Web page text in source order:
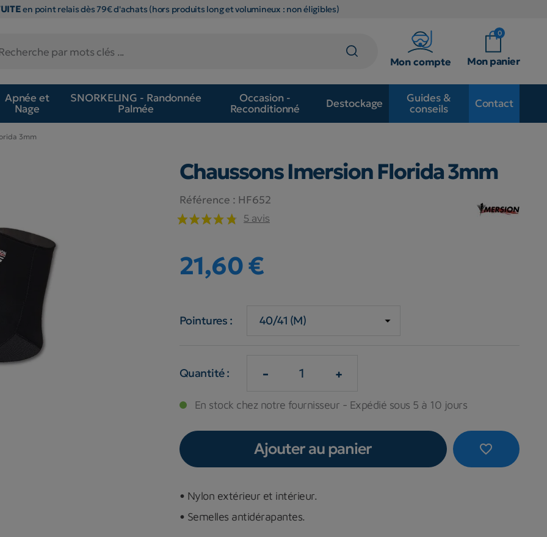
en point relais dès 79€ d'achats (hors produits long et volumineux : non éligibles)
Mon compte
0
Mon panier
Apnée et
Nage
SNORKELING - Randonnée
Palmée
Occasion -
Reconditionné
Destockage
Guides &
conseils
Contact
3mm
Chaussons Imersion Florida 3mm
Référence : HF652
5 avis
21,60 €
Pointures :
Quantité : - +
En stock chez notre fournisseur - Expédié sous 5 à 10 jours
favorite_border
Ajouter au panier
• Nylon extérieur et intérieur.
• Semelles antidérapantes.